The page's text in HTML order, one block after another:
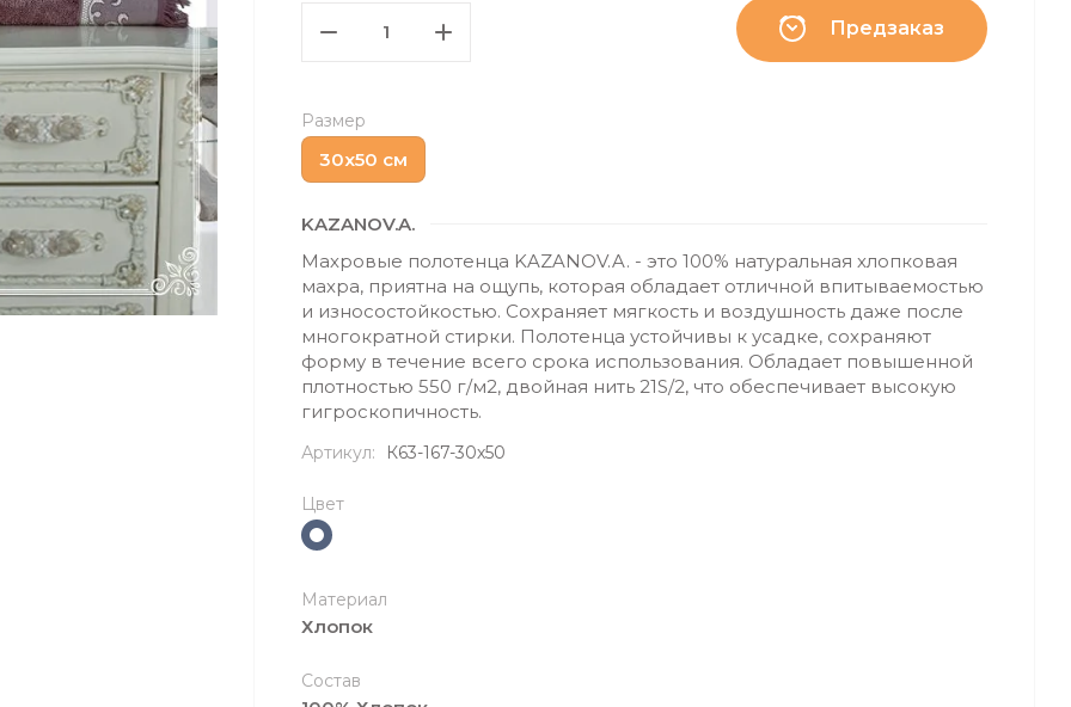
Предзаказ
Размер
30х50 см
KAZANOV.A.
Махровые полотенца KAZANOV.A. - это 100% натуральная хлопковая
махра, приятна на ощупь, которая обладает отличной впитываемостью
и износостойкостью. Сохраняет мягкость и воздушность даже после
многократной стирки. Полотенца устойчивы к усадке, сохраняют
форму в течение всего срока использования. Обладает повышенной
плотностью 550 г/м2, двойная нить 21S/2, что обеспечивает высокую
гигроскопичность.
Артикул: К63-167-30х50
Цвет
Материал
Хлопок
Состав